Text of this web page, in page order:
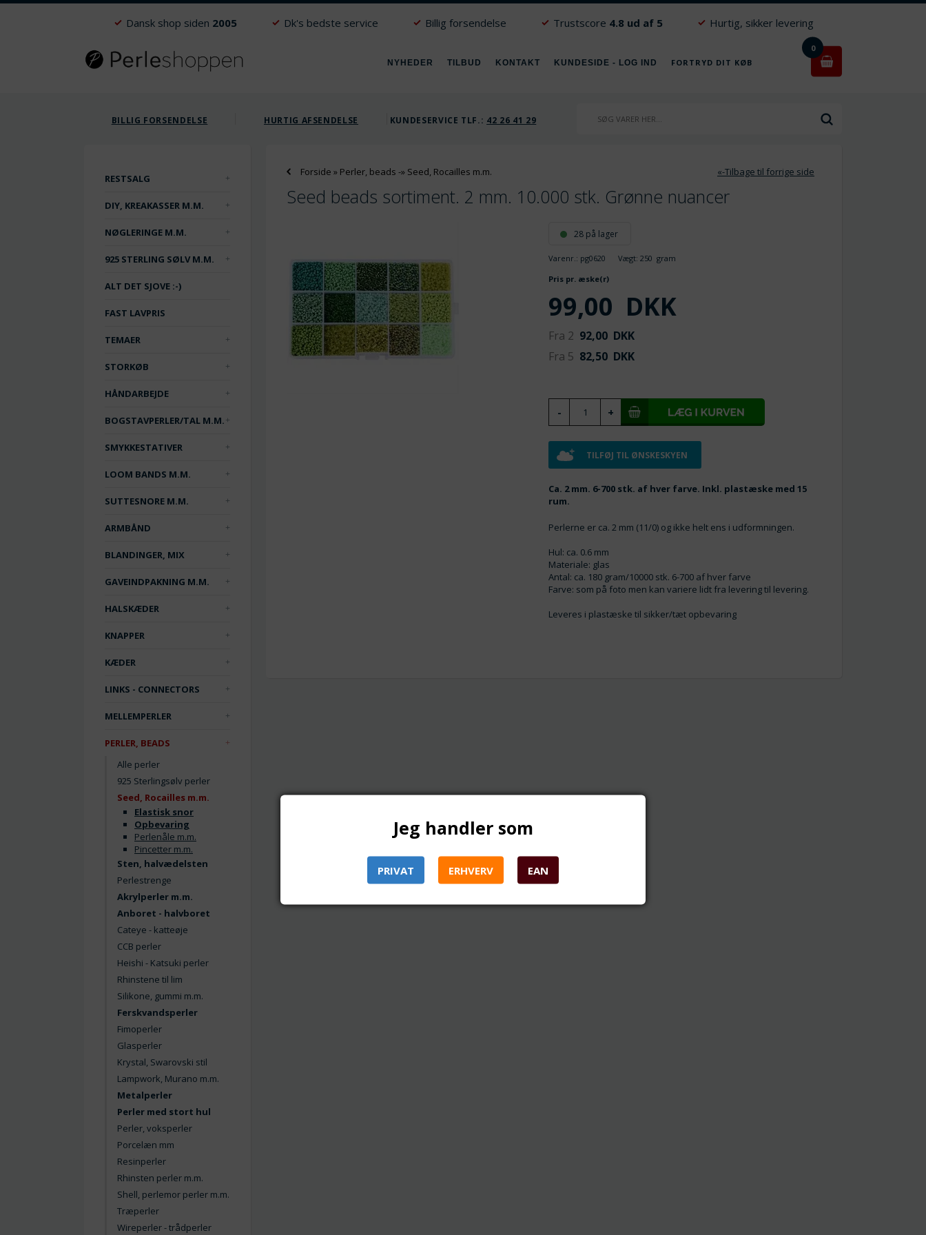
Dansk shop siden 2005 Dk's bedste service Billig forsendelse Trustscore 4.8 ud af 5 Hurtig, sikker levering
NYHEDER TILBUD KONTAKT KUNDESIDE - LOG IND FORTRYD DIT KØB
0
BILLIG FORSENDELSE HURTIG AFSENDELSE KUNDESERVICE TLF.: 42 26 41 29
RESTSALG
DIY, KREAKASSER M.M.
NØGLERINGE M.M.
925 STERLING SØLV M.M.
ALT DET SJOVE :-)
FAST LAVPRIS
TEMAER
STORKØB
HÅNDARBEJDE
BOGSTAVPERLER/TAL M.M.
SMYKKESTATIVER
LOOM BANDS M.M.
SUTTESNORE M.M.
ARMBÅND
BLANDINGER, MIX
GAVEINDPAKNING M.M.
HALSKÆDER
KNAPPER
KÆDER
LINKS - CONNECTORS
MELLEMPERLER
PERLER, BEADS
Alle perler
925 Sterlingsølv perler
Seed, Rocailles m.m.
Elastisk snor
Opbevaring
Perlenåle m.m.
Pincetter m.m.
Sten, halvædelsten
Perlestrenge
Akrylperler m.m.
Anboret - halvboret
Cateye - katteøje
CCB perler
Heishi - Katsuki perler
Rhinstene til lim
Silikone, gummi m.m.
Ferskvandsperler
Fimoperler
Glasperler
Krystal, Swarovski stil
Lampwork, Murano m.m.
Metalperler
Perler med stort hul
Perler, voksperler
Porcelæn mm
Resinperler
Rhinsten perler m.m.
Shell, perlemor perler m.m.
Træperler
Wireperler - trådperler
Forside » Perler, beads -» Seed, Rocailles m.m. «-Tilbage til forrige side
Seed beads sortiment. 2 mm. 10.000 stk. Grønne nuancer
28 på lager
Varenr.: pg0620 Vægt:250 gram
Pris pr. æske(r)
99,00 DKK
Fra 2 92,00 DKK
Fra 5 82,50 DKK
TILFØJ TIL ØNSKESKYEN
Ca. 2 mm. 6-700 stk. af hver farve. Inkl. plastæske med 15
rum.
Perlerne er ca. 2 mm (11/0) og ikke helt ens i udformningen.
Hul: ca. 0.6 mm
Materiale: glas
Antal: ca. 180 gram/10000 stk. 6-700 af hver farve
Farve: som på foto men kan variere lidt fra levering til levering.
Leveres i plastæske til sikker/tæt opbevaring
Jeg handler som
PRIVAT ERHVERV EAN